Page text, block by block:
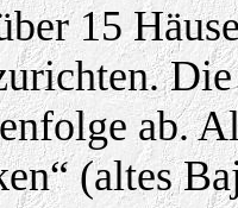
15
ab.
(altes